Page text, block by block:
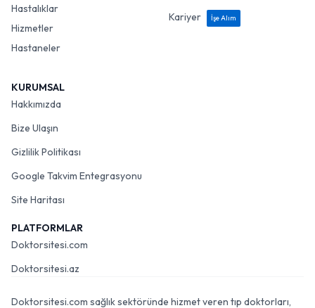
Hastalıklar
Hizmetler
Hastaneler
Kariyer
İşe Alım
KURUMSAL
Hakkımızda
Bize Ulaşın
Gizlilik Politikası
Google Takvim Entegrasyonu
Site Haritası
PLATFORMLAR
Doktorsitesi.com
Doktorsitesi.az
Doktorsitesi.com sağlık sektöründe hizmet veren tıp doktorları,